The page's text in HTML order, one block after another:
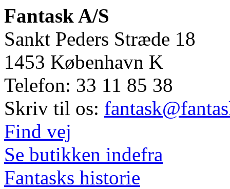
Fantask A/S
Sankt Peders Stræde 18
1453 København K
Telefon: 33 11 85 38
Skriv til os:
Find vej
Se butikken indefra
Fantasks historie